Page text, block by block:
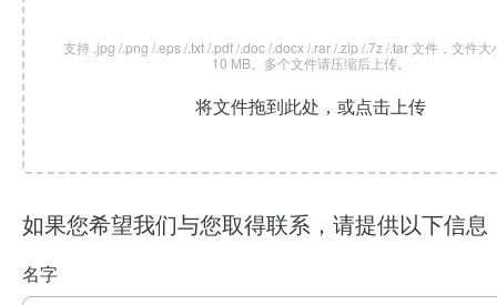
支持 .jpg /.png /.eps /.txt /.pdf /.doc /.docx /.rar /.zip /.7z /.tar 文件，文件大
10 MB。多个文件请压缩后上传。
将文件拖到此处，或点击上传
如果您希望我们与您取得联系，请提供以下信息
名字